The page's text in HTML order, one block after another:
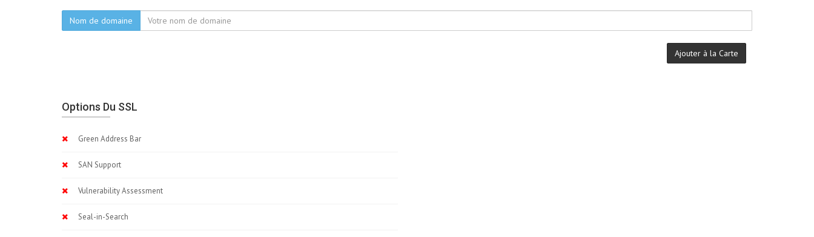
Nom de domaine
Ajouter à la Carte
Options Du SSL
Green Address Bar
SAN Support
Vulnerability Assessment
Seal-in-Search